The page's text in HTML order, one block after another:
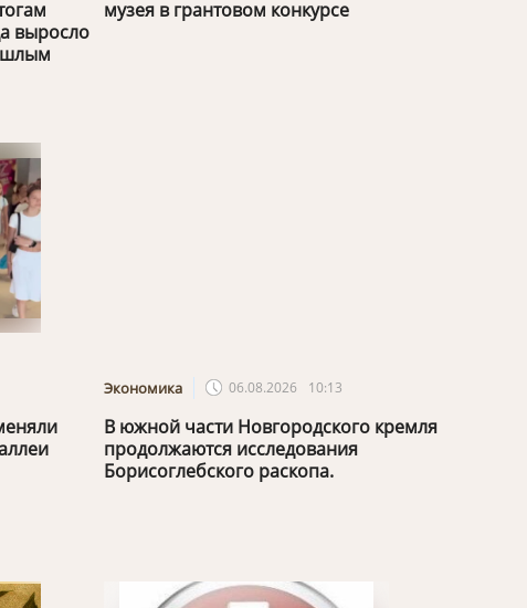
выросло
музея в грантовом конкурсе
Экономика 06.08.2026 10:13
В южной части Новгородского кремля
продолжаются исследования
Борисоглебского раскопа.